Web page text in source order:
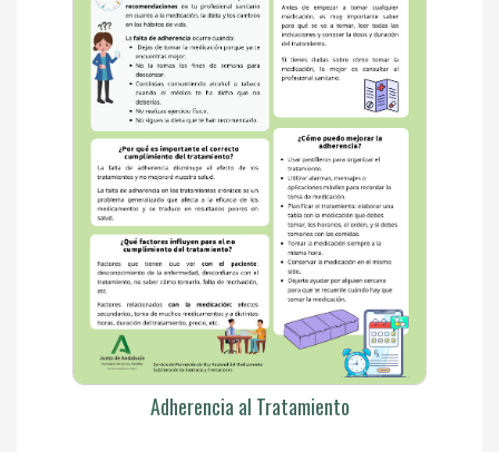
Adherencia al Tratamiento